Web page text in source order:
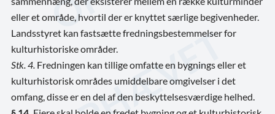
eller et område, hvortil der er knyttet særlige begivenheder.
Landsstyret kan fastsætte fredningsbestemmelser for
kulturhistoriske områder.
Stk. 4. Fredningen kan tillige omfatte en bygnings eller et
kulturhistorisk områdes umiddelbare omgivelser i det
omfang, disse er en del af den beskyttelsesværdige helhed.